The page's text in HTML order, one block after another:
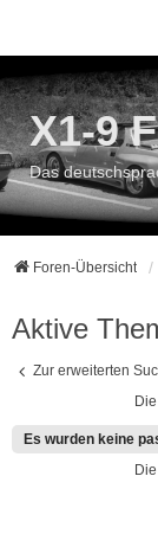
X1-9
Das
Foren-Übersicht
Aktive
Zur erweiterten
Es wurden keine